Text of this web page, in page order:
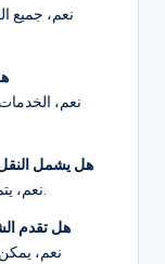
نعم، جميع
نعم،
35. هل يشمل
نعم، يتم نقل الأثاث الجديد والمستعمل بأمان وكفاءة.
36. هل تقدم
نعم،